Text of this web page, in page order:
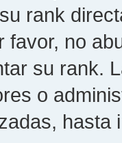
rank
favor, no
su rank.
o
hasta